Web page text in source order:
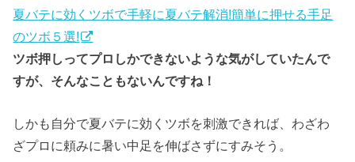
夏バテに効くツボで手軽に夏バテ解消!簡単に押せる手足
のツボ５選!
ツボ押しってプロしかできないような気がしていたんで
すが、そんなこともないんですね！
しかも自分で夏バテに効くツボを刺激できれば、わざわ
ざプロに頼みに暑い中足を伸ばさずにすみそう。